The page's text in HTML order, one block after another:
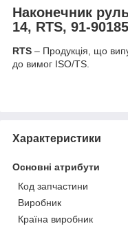
Наконечник
14, RTS, 91-
RTS – Продукція, що
до вимог ISO/TS.
Характеристики
Основні атрибути
Код запчастини
Виробник
Країна виробник